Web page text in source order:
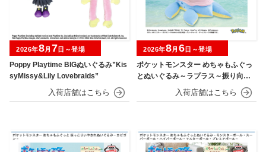
Poppy Playtime BIGぬいぐるみ”Kis
syMissy&Lily Lovebraids”
2026年8月 7日～登場
ポケットモンスター めちゃもふぐっ
とぬいぐるみ～ラプラス～振り向きv
2026年8月 6日～登場